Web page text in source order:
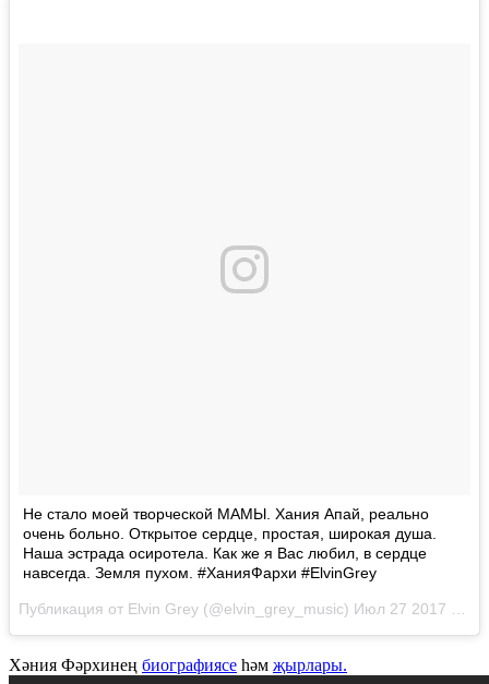
Не стало моей творческой МАМЫ. Хания Апай, реально
очень больно. Открытое сердце, простая, широкая душа.
Наша эстрада осиротела. Как же я Вас любил, в сердце
навсегда. Земля пухом. #ХанияФархи #ElvinGrey
Публикация от Elvin Grey (@elvin_grey_music) Июл 27 2017 в 8:40 PDT
Хәния Фәрхинең биографиясе һәм җырлары.